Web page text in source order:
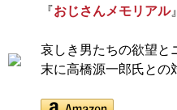
『おじさんメモリアル』
哀しき男たちの欲望と
末に高橋源一郎氏との